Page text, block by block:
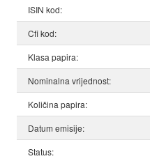
ISIN kod:
Cfi kod:
Klasa papira:
Nominalna vrijednost:
Količina papira:
Datum emisije:
Status: